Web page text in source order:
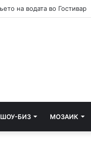
ШОУ-БИЗ МОЗАИК